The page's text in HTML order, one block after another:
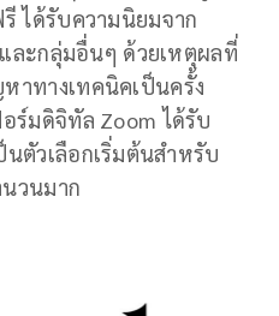
ได้รับความนิยมจาก
และกลุ่มอื่นๆ ด้วยเหตุผลที่
าทางเทคนิคเป็นครั้ง
ร์มดิจิทัล Zoom ได้รับ
ตัวเลือกเริ่มต้นสำหรับ
วนมาก